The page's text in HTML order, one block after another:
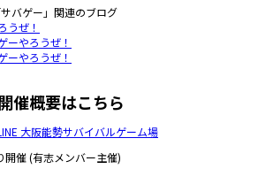
バゲー」関連のブログ
うぜ！
ーやろうぜ！
ーやろうぜ！
催概要はこちら
大阪能勢サバイバルゲーム場
開催 (有志メンバー主催)